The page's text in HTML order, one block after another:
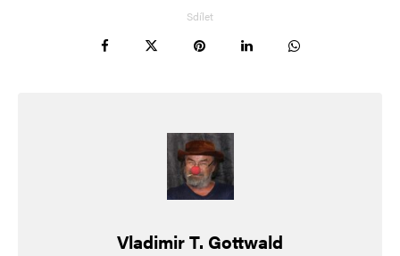
Sdílet
Vladimir T. Gottwald